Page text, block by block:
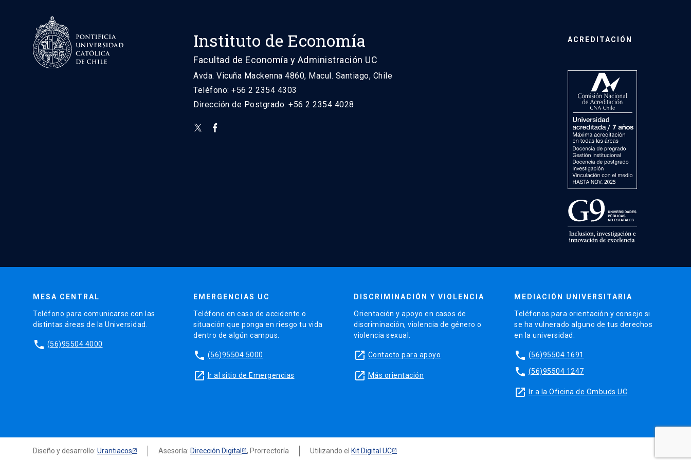
Instituto de Economía
Facultad de Economía y Administración UC
Avda. Vicuña Mackenna 4860, Macul. Santiago, Chile
Teléfono: +56 2 2354 4303
Dirección de Postgrado: +56 2 2354 4028
ACREDITACIÓN
MESA CENTRAL
Teléfono para comunicarse con las
distintas áreas de la Universidad.
phone (56)95504 4000
EMERGENCIAS UC
Teléfono en caso de accidente o
situación que ponga en riesgo tu vida
dentro de algún campus.
phone (56)95504 5000
launch Ir al sitio de Emergencias
DISCRIMINACIÓN Y VIOLENCIA
Orientación y apoyo en casos de
discriminación, violencia de género o
violencia sexual.
launch Contacto para apoyo
launch Más orientación
MEDIACIÓN UNIVERSITARIA
Teléfonos para orientación y consejo si
se ha vulnerado alguno de tus derechos
en la universidad.
phone (56)95504 1691
phone (56)95504 1247
launch Ir a la Oficina de Ombuds UC
Diseño y desarrollo: Urantiacos Asesoría: Dirección Digital , Prorrectoría Utilizando el Kit Digital UC